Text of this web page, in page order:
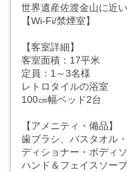
世界遺産佐渡金山に近
【Wi-Fi/禁煙室】
【客室詳細】
客室面積：17平米
定員：1～3名様
レトロタイルの浴室
100㎝幅ベッド2台
【アメニティ・備品】
歯ブラシ、バスタオル
ディショナー・ボディ
ハンド＆フェイスソー